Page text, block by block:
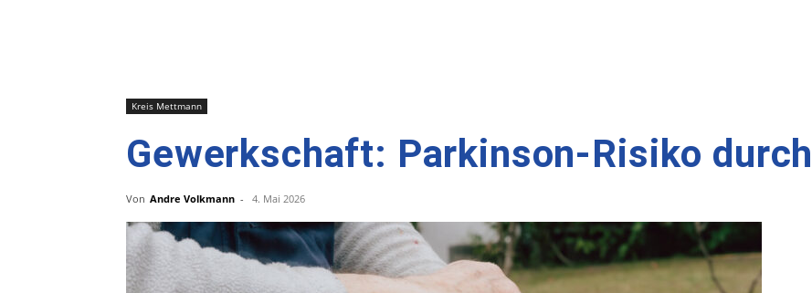
Kreis Mettmann
Gewerkschaft: Parkinson-Risiko
Von Andre Volkmann - 4. Mai 2026